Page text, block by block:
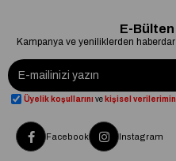
E-
Kampanya ve yeniliklerden
Üyelik koşullarını ve kişisel verilerimin
Facebook Instagram